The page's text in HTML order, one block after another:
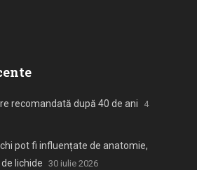
recomandată după 40 de ani
4
pot fi influențate de anatomie,
lichide 30 iulie 2026